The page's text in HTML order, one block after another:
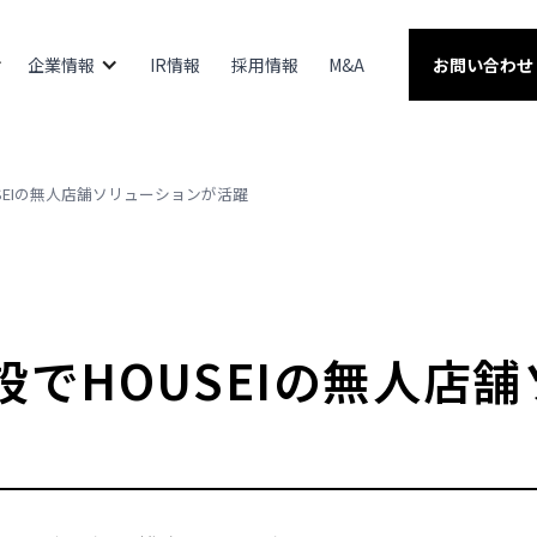
企業情報 IR情報 採用情報 M&A お問い合わせ
の無人店舗ソリューションが活躍
でHOUSEIの無人店